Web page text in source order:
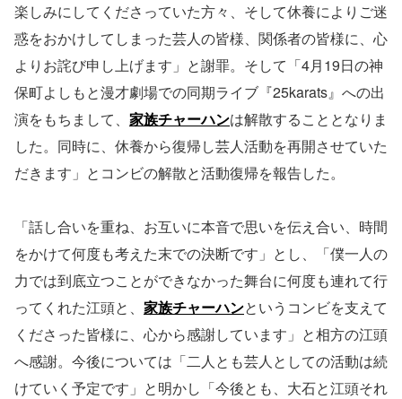
楽しみにしてくださっていた方々、そして休養によりご迷
惑をおかけしてしまった芸人の皆様、関係者の皆様に、心
よりお詫び申し上げます」と謝罪。そして「4月19日の神
保町よしもと漫才劇場での同期ライブ『25karats』への出
演をもちまして、 家族チャーハンは解散することとなりま
した。同時に、休養から復帰し芸人活動を再開させていた
だきます」とコンビの解散と活動復帰を報告した。
「話し合いを重ね、お互いに本音で思いを伝え合い、時間
をかけて何度も考えた末での決断です」とし、「僕一人の
力では到底立つことができなかった舞台に何度も連れて行
ってくれた江頭と、 家族チャーハンというコンビを支えて
くださった皆様に、心から感謝しています」と相方の江頭
へ感謝。今後については「二人とも芸人としての活動は続
けていく予定です」と明かし「今後とも、大石と江頭それ